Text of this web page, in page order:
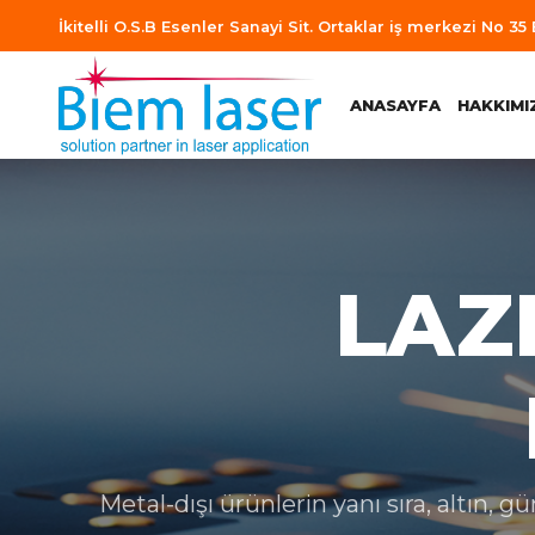
İkitelli O.S.B Esenler Sanayi Sit. Ortaklar iş merkezi No
ANASAYFA
Metal-dışı ürünlerin yanı sıra,